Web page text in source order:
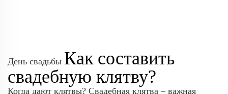
День свадьбы Как составить
свадебную клятву?
Когда дают клятвы? Свадебная клятва – важная